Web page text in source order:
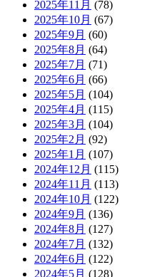
2025年11月 (78)
2025年10月 (67)
2025年9月 (60)
2025年8月 (64)
2025年7月 (71)
2025年6月 (66)
2025年5月 (104)
2025年4月 (115)
2025年3月 (104)
2025年2月 (92)
2025年1月 (107)
2024年12月 (115)
2024年11月 (113)
2024年10月 (122)
2024年9月 (136)
2024年8月 (127)
2024年7月 (132)
2024年6月 (122)
2024年5月 (128)